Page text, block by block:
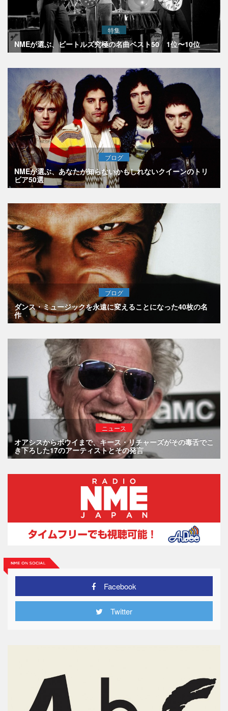
特集
NMEが選ぶ、ビートルズ究極の名曲ベスト50 1位〜10位
ブログ
NMEが選ぶ、あなたが知らないかもしれないクイーンのトリ
ビア50選
ブログ
ダンス・ミュージックを永遠に変えることになった40枚の名
作
ニュース
オアシスからボウイまで、キース・リチャーズがその毒舌でこ
き下ろした17のアーティストとその発言
Facebook
Twitter